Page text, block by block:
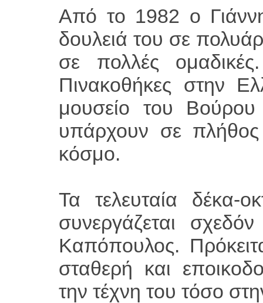
Από το 1982 ο
δουλειά του σε
σε πολλές
Πινακοθήκες στην
μουσείο του
υπάρχουν σε
κόσμο.
Τα τελευταία δέκα-
συνεργάζεται
Καπόπουλος.
σταθερή και
την τέχνη του τόσο